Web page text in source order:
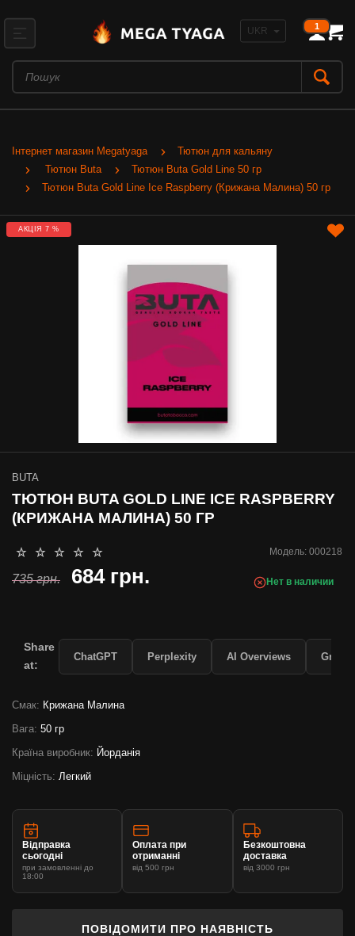
1
Інтернет магазин Megatyaga
Тютюн для кальяну
Тютюн Buta
Тютюн Buta Gold Line 50 гр
Тютюн Buta Gold Line Iсe Raspberry (Крижана Малина) 50 гр
АКЦІЯ 7 %
Модель: 000218
BUTA
ТЮТЮН BUTA GOLD LINE IСE RASPBERRY
(КРИЖАНА МАЛИНА) 50 ГР
Нет в наличии
735 грн. 684 грн.
Смак: Крижана Малина
Вага: 50 гр
Країна виробник: Йорданія
Міцність: Легкий
ПОВІДОМИТИ ПРО НАЯВНІСТЬ
Відправка
сьогодні
при замовленні до
18:00
Оплата при
отриманні
від 500 грн
Безкоштовна
доставка
від 3000 грн
Share
at:
ChatGPT Perplexity AI Overviews Grok